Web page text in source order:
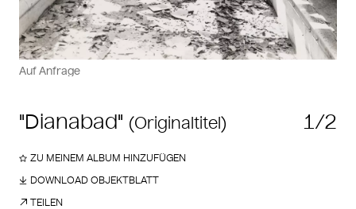
"Dianabad" (Originaltitel) 1/2
Auf Anfrage
ZU MEINEM ALBUM HINZUFÜGEN
DOWNLOAD OBJEKTBLATT
TEILEN